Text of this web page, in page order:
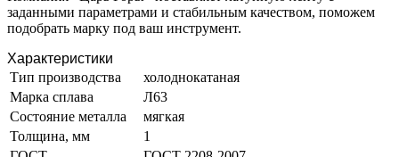
заданными параметрами и стабильным качеством, поможем
подобрать марку под ваш инструмент.
Характеристики
Тип производства
холоднокатаная
Марка сплава
Л63
Состояние металла
мягкая
Толщина, мм
1